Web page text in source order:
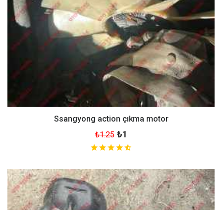
Ssangyong action çıkma motor
₺1.25 ₺1